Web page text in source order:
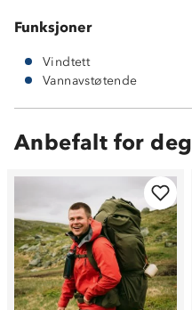
Funksjoner
Vindtett
Vannavstøtende
Anbefalt for deg